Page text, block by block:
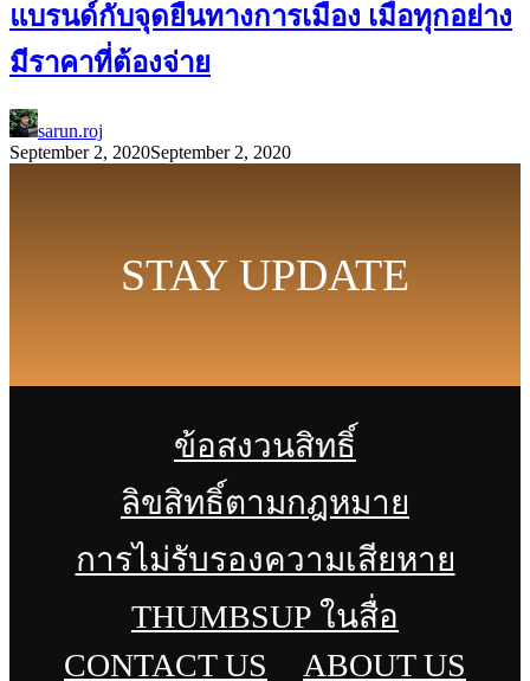
แบรนด์กับจุดยืนทางการเมือง เมื่อทุกอย่าง
มีราคาที่ต้องจ่าย
sarun.roj
September 2, 2020September 2, 2020
STAY UPDATE
ข้อสงวนสิทธิ์
ลิขสิทธิ์ตามกฎหมาย
การไม่รับรองความเสียหาย
THUMBSUP ในสื่อ
CONTACT US
ABOUT US